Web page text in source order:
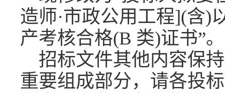
造师·市政公用工程](含)
产考核合格(B 类)证书”。
招标文件其他内容保
重要组成部分，请各投